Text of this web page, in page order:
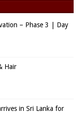
– Phase 3 | Day
Hair
in Sri Lanka for